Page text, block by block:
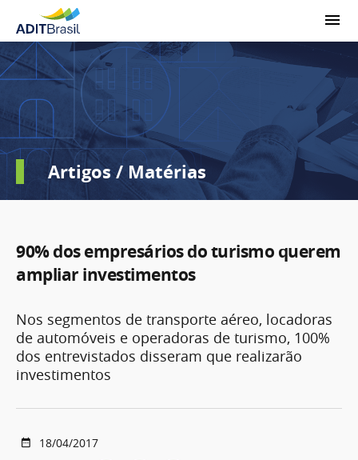
Artigos / Matérias
90% dos empresários do turismo querem
ampliar investimentos
Nos segmentos de transporte aéreo, locadoras
de automóveis e operadoras de turismo, 100%
dos entrevistados disseram que realizarão
investimentos
18/04/2017